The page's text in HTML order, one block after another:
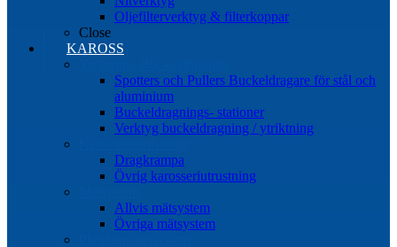
Oljefilterverktyg & filterkoppar
Close
KAROSS
Spotters och Pullers Buckeldragare för stål och
aluminium
Buckeldragnings- stationer
Verktyg buckeldragning / ytriktning
Dragkrampa
Övrig karosseriutrustning
Allvis mätsystem
Övriga mätsystem